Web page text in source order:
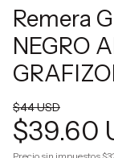
Remera
NEGRO
$44 USD
$39.60